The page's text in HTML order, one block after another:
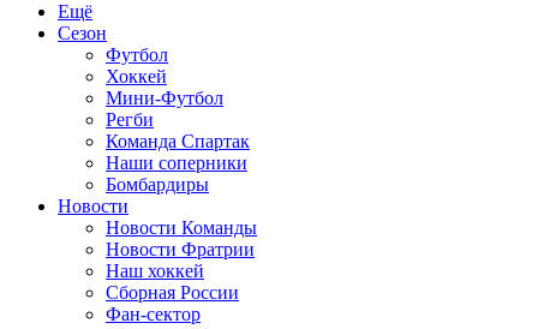
Ещё
Сезон
Футбол
Хоккей
Мини-Футбол
Регби
Команда Спартак
Наши соперники
Бомбардиры
Новости
Новости Команды
Новости Фратрии
Наш хоккей
Сборная России
Фан-cектор